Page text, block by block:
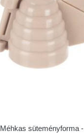
Méhkas süteményforma -